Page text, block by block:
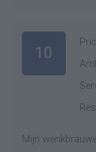
10
Mijn